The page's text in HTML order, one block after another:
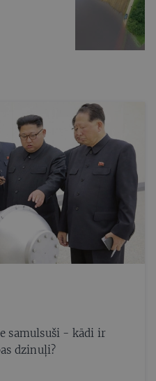
samulsuši - kādi ir
dzinuļi?